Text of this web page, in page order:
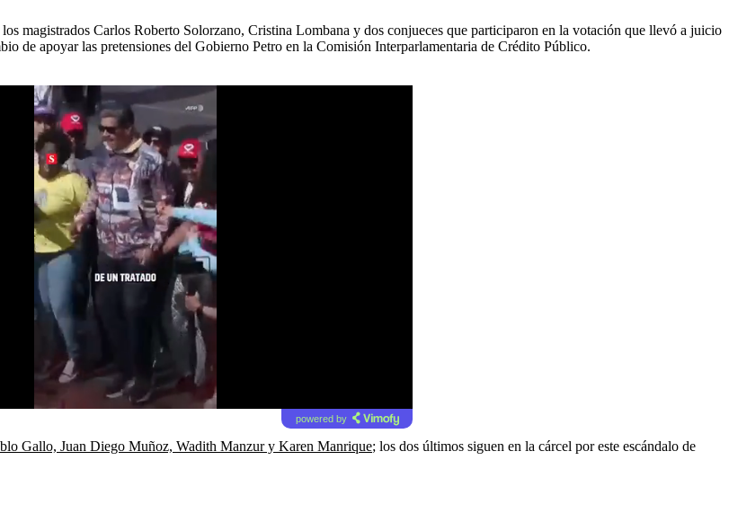
magistrados Carlos Roberto Solorzano, Cristina Lombana y dos conjueces que participaron en la votación que llevó a juicio
de apoyar las pretensiones del Gobierno Petro en la Comisión Interparlamentaria de Crédito Público.
powered by
Gallo, Juan Diego Muñoz, Wadith Manzur y Karen Manrique; los dos últimos siguen en la cárcel por este escándalo de